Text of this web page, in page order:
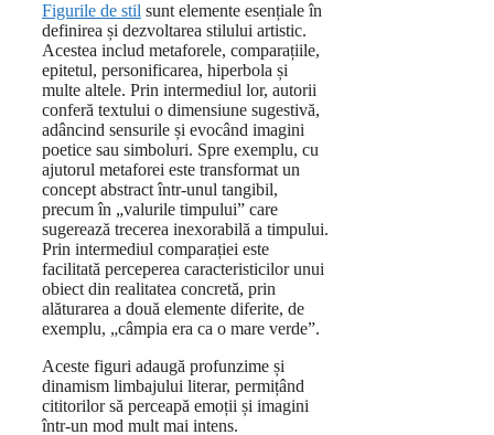
Figurile de stil sunt elemente esențiale în
definirea și dezvoltarea stilului artistic.
Acestea includ metaforele, comparațiile,
epitetul, personificarea, hiperbola și
multe altele. Prin intermediul lor, autorii
conferă textului o dimensiune sugestivă,
adâncind sensurile și evocând imagini
poetice sau simboluri. Spre exemplu, cu
ajutorul metaforei este transformat un
concept abstract într-unul tangibil,
precum în „valurile timpului” care
sugerează trecerea inexorabilă a timpului.
Prin intermediul comparației este
facilitată perceperea caracteristicilor unui
obiect din realitatea concretă, prin
alăturarea a două elemente diferite, de
exemplu, „câmpia era ca o mare verde”.
Aceste figuri adaugă profunzime și
dinamism limbajului literar, permițând
cititorilor să perceapă emoții și imagini
într-un mod mult mai intens.